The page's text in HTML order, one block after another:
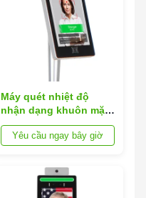
Máy quét nhiệt độ
nhận dạng khuôn mặt
SDK 10W 350cd / M2
Yêu cầu ngay bây giờ